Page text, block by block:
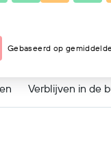
Verblijven in de
Gebaseerd op